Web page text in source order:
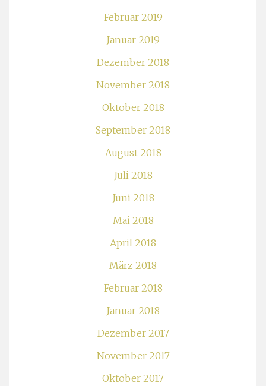
Februar 2019
Januar 2019
Dezember 2018
November 2018
Oktober 2018
September 2018
August 2018
Juli 2018
Juni 2018
Mai 2018
April 2018
März 2018
Februar 2018
Januar 2018
Dezember 2017
November 2017
Oktober 2017